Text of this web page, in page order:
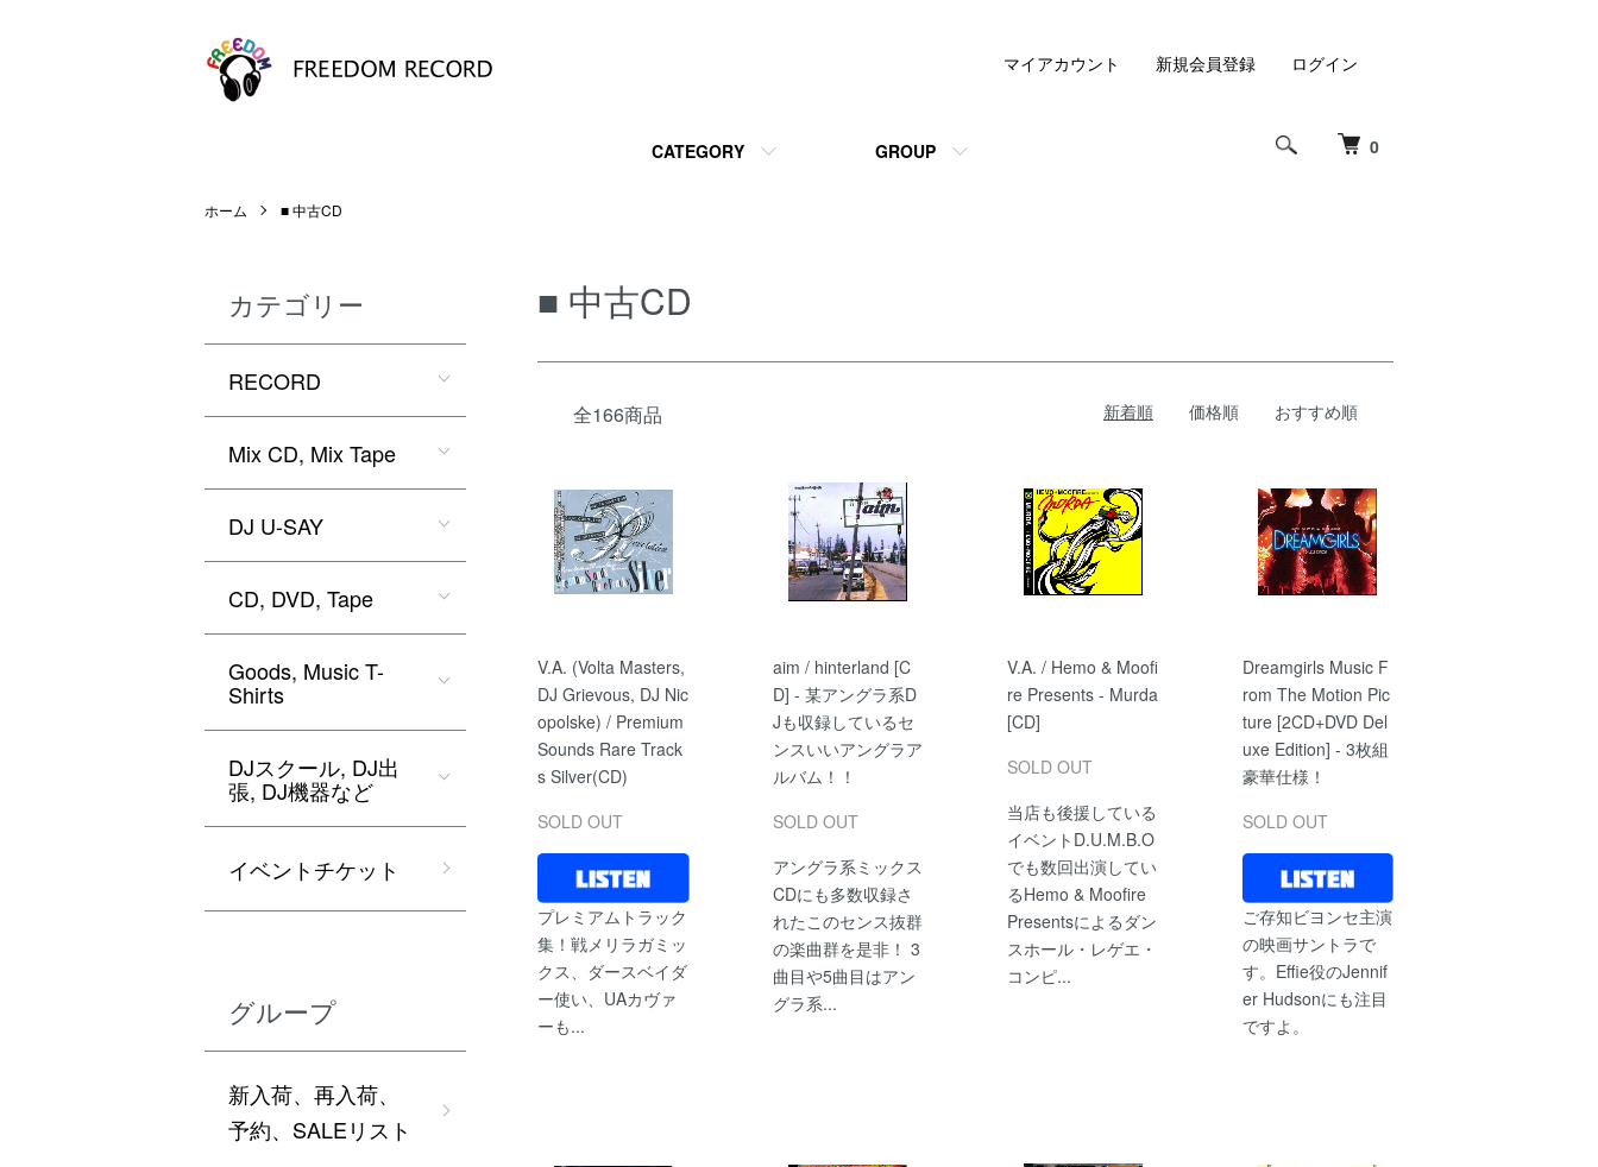
0
CATEGORY GROUP
マイアカウント 新規会員登録 ログイン
ホーム ■ 中古CD
■ 中古CD
全166商品 新着順 価格順 おすすめ順
V.A. (Volta Masters,
DJ Grievous, DJ Nic
opolske) / Premium
Sounds Rare Track
s Silver(CD)
SOLD OUT
プレミアムトラック
集！戦メリラガミッ
クス、ダースベイダ
ー使い、UAカヴァ
ーも...
aim / hinterland [C
D] - 某アングラ系D
Jも収録しているセ
ンスいいアングラア
ルバム！！
SOLD OUT
アングラ系ミックス
CDにも多数収録さ
れたこのセンス抜群
の楽曲群を是非！ 3
曲目や5曲目はアン
グラ系...
V.A. / Hemo & Moofi
re Presents - Murda
[CD]
SOLD OUT
当店も後援している
イベントD.U.M.B.O
でも数回出演してい
るHemo & Moofire
Presentsによるダン
スホール・レゲエ・
コンピ...
Dreamgirls Music F
rom The Motion Pic
ture [2CD+DVD Del
uxe Edition] - 3枚組
豪華仕様！
SOLD OUT
ご存知ビヨンセ主演
の映画サントラで
す。Effie役のJennif
er Hudsonにも注目
ですよ。
カテゴリー
RECORD
Mix CD, Mix Tape
DJ U-SAY
CD, DVD, Tape
Goods, Music T-
Shirts
DJスクール, DJ出
張, DJ機器など
イベントチケット
グループ
新入荷、再入荷、
予約、SALEリスト